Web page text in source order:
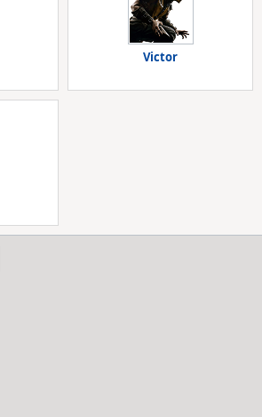
Victor